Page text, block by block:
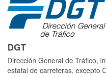
DGT
Dirección General de Tráfico,
estatal de carreteras, excepto